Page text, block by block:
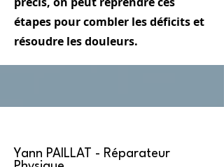
étapes pour combler les déficits et
résoudre les douleurs.
Yann PAILLAT - Réparateur